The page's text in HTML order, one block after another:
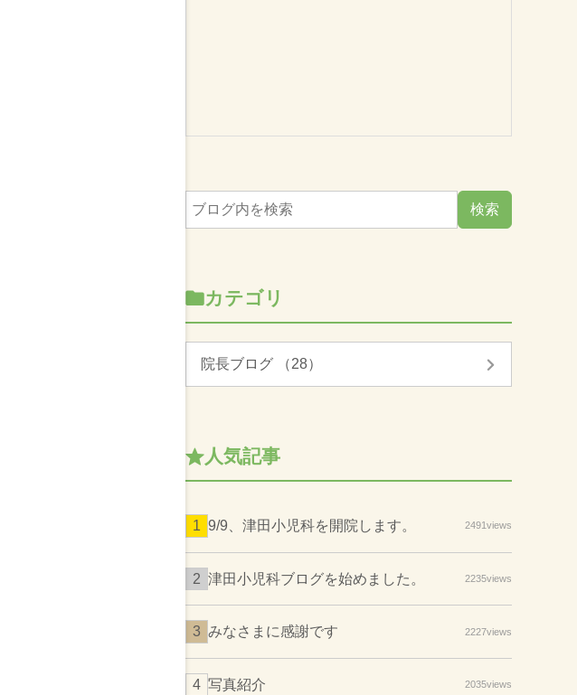
カテゴリ
院長ブログ （28）
人気記事
9/9、津田小児科を開院します。 2491views
津田小児科ブログを始めました。 2235views
みなさまに感謝です 2227views
写真紹介 2035views